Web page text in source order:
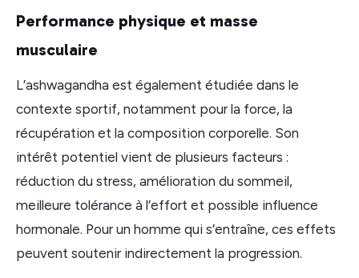
Performance physique et masse
musculaire
L’ashwagandha est également étudiée dans le
contexte sportif, notamment pour la force, la
récupération et la composition corporelle. Son
intérêt potentiel vient de plusieurs facteurs :
réduction du stress, amélioration du sommeil,
meilleure tolérance à l’effort et possible influence
hormonale. Pour un homme qui s’entraîne, ces effets
peuvent soutenir indirectement la progression.